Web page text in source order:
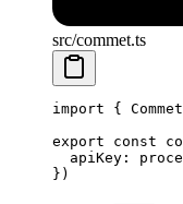
src/commet.ts
import {
export const
apiKey:
})